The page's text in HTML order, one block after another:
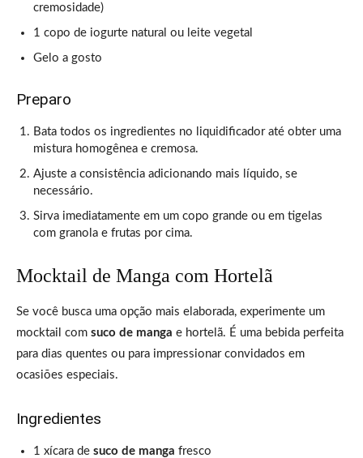
cremosidade)
1 copo de iogurte natural ou leite vegetal
Gelo a gosto
Preparo
Bata todos os ingredientes no liquidificador até obter uma
mistura homogênea e cremosa.
Ajuste a consistência adicionando mais líquido, se
necessário.
Sirva imediatamente em um copo grande ou em tigelas
com granola e frutas por cima.
Mocktail de Manga com Hortelã
Se você busca uma opção mais elaborada, experimente um
mocktail com suco de manga e hortelã. É uma bebida perfeita
para dias quentes ou para impressionar convidados em
ocasiões especiais.
Ingredientes
1 xícara de suco de manga fresco